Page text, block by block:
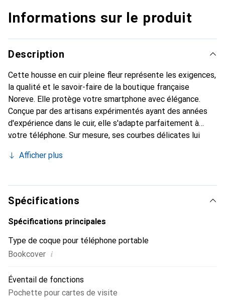
Informations sur le produit
Description
Cette housse en cuir pleine fleur représente les exigences,
la qualité et le savoir-faire de la boutique française
Noreve. Elle protège votre smartphone avec élégance.
Conçue par des artisans expérimentés ayant des années
d'expérience dans le cuir, elle s'adapte parfaitement à
votre téléphone. Sur mesure, ses courbes délicates lui
l'accessoire chic et indispensable pour votre smartphone.
haute qualité, la marque Noreve est un choix fiable pour
une clientèle exigeante.
Afficher plus
Spécifications
Spécifications principales
Type de coque pour téléphone portable
Bookcover i
Éventail de fonctions
Pochette pour cartes de visite